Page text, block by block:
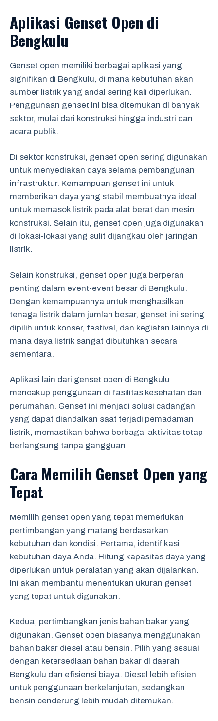
Aplikasi Genset Open di
Bengkulu
Genset open memiliki berbagai aplikasi yang
signifikan di Bengkulu, di mana kebutuhan akan
sumber listrik yang andal sering kali diperlukan.
Penggunaan genset ini bisa ditemukan di banyak
sektor, mulai dari konstruksi hingga industri dan
acara publik.
Di sektor konstruksi, genset open sering digunakan
untuk menyediakan daya selama pembangunan
infrastruktur. Kemampuan genset ini untuk
memberikan daya yang stabil membuatnya ideal
untuk memasok listrik pada alat berat dan mesin
konstruksi. Selain itu, genset open juga digunakan
di lokasi-lokasi yang sulit dijangkau oleh jaringan
listrik.
Selain konstruksi, genset open juga berperan
penting dalam event-event besar di Bengkulu.
Dengan kemampuannya untuk menghasilkan
tenaga listrik dalam jumlah besar, genset ini sering
dipilih untuk konser, festival, dan kegiatan lainnya di
mana daya listrik sangat dibutuhkan secara
sementara.
Aplikasi lain dari genset open di Bengkulu
mencakup penggunaan di fasilitas kesehatan dan
perumahan. Genset ini menjadi solusi cadangan
yang dapat diandalkan saat terjadi pemadaman
listrik, memastikan bahwa berbagai aktivitas tetap
berlangsung tanpa gangguan.
Cara Memilih Genset Open yang
Tepat
Memilih genset open yang tepat memerlukan
pertimbangan yang matang berdasarkan
kebutuhan dan kondisi. Pertama, identifikasi
kebutuhan daya Anda. Hitung kapasitas daya yang
diperlukan untuk peralatan yang akan dijalankan.
Ini akan membantu menentukan ukuran genset
yang tepat untuk digunakan.
Kedua, pertimbangkan jenis bahan bakar yang
digunakan. Genset open biasanya menggunakan
bahan bakar diesel atau bensin. Pilih yang sesuai
dengan ketersediaan bahan bakar di daerah
Bengkulu dan efisiensi biaya. Diesel lebih efisien
untuk penggunaan berkelanjutan, sedangkan
bensin cenderung lebih mudah ditemukan.